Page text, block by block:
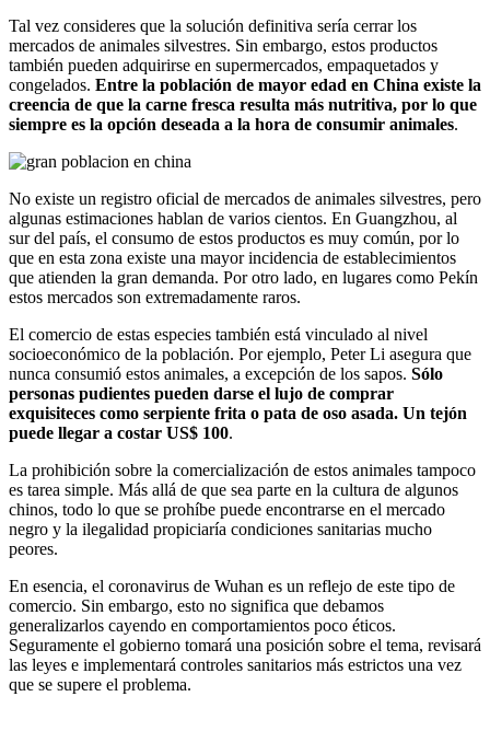
Tal vez consideres que la solución definitiva sería cerrar los
mercados de animales silvestres. Sin embargo, estos productos
también pueden adquirirse en supermercados, empaquetados y
congelados. Entre la población de mayor edad en China existe la
creencia de que la carne fresca resulta más nutritiva, por lo que
siempre es la opción deseada a la hora de consumir animales.
No existe un registro oficial de mercados de animales silvestres, pero
algunas estimaciones hablan de varios cientos. En Guangzhou, al
sur del país, el consumo de estos productos es muy común, por lo
que en esta zona existe una mayor incidencia de establecimientos
que atienden la gran demanda. Por otro lado, en lugares como Pekín
estos mercados son extremadamente raros.
El comercio de estas especies también está vinculado al nivel
socioeconómico de la población. Por ejemplo, Peter Li asegura que
nunca consumió estos animales, a excepción de los sapos. Sólo
personas pudientes pueden darse el lujo de comprar
exquisiteces como serpiente frita o pata de oso asada. Un tejón
puede llegar a costar US$ 100.
La prohibición sobre la comercialización de estos animales tampoco
es tarea simple. Más allá de que sea parte en la cultura de algunos
chinos, todo lo que se prohíbe puede encontrarse en el mercado
negro y la ilegalidad propiciaría condiciones sanitarias mucho
peores.
En esencia, el coronavirus de Wuhan es un reflejo de este tipo de
comercio. Sin embargo, esto no significa que debamos
generalizarlos cayendo en comportamientos poco éticos.
Seguramente el gobierno tomará una posición sobre el tema, revisará
las leyes e implementará controles sanitarios más estrictos una vez
que se supere el problema.